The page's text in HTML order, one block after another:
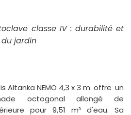
classe IV : durabilité et
jardin
Altanka NEMO 4,3 x 3 m offre un
octogonal allongé de
pour 9,51 m³ d'eau. Sa